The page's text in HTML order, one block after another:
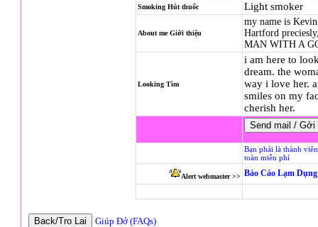
Smoking Hút thuốc Light smoker
About me Giới thiệu
my name is
Hartford
MAN WITH A
Looking Tìm
i am here to
dream. the
way i love her.
smiles on my
cherish her.
Bạn phải là thành
toàn miễn phí
Alert webmaster >> Báo Cáo Lạm
Giúp Đở (FAQs)